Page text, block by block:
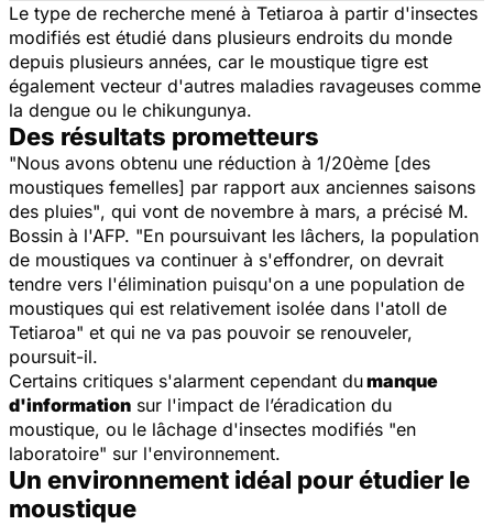
Le type de recherche mené à Tetiaroa à partir d'insectes
modifiés est étudié dans plusieurs endroits du monde
depuis plusieurs années, car le moustique tigre est
également vecteur d'autres maladies ravageuses comme
la dengue ou le chikungunya.
Des résultats prometteurs
"Nous avons obtenu une réduction à 1/20ème [des
moustiques femelles] par rapport aux anciennes saisons
des pluies", qui vont de novembre à mars, a précisé M.
Bossin à l'AFP. "En poursuivant les lâchers, la population
de moustiques va continuer à s'effondrer, on devrait
tendre vers l'élimination puisqu'on a une population de
moustiques qui est relativement isolée dans l'atoll de
Tetiaroa" et qui ne va pas pouvoir se renouveler,
poursuit-il.
Certains critiques s'alarment cependant dumanque
d'information sur l'impact de l’éradication du
moustique, ou le lâchage d'insectes modifiés "en
laboratoire" sur l'environnement.
Un environnement idéal pour étudier le
moustique